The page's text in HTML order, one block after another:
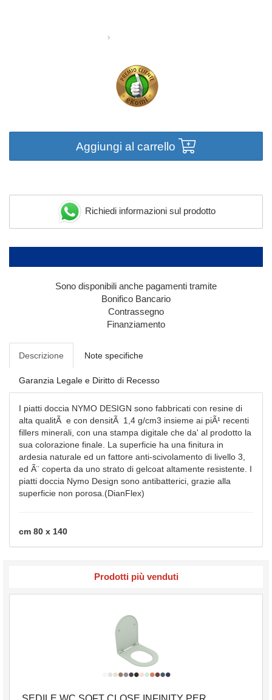
Aggiungi al carrello
Richiedi informazioni sul prodotto
Sono disponibili anche pagamenti tramite
Bonifico Bancario
Contrassegno
Finanziamento
Descrizione Note specifiche
Garanzia Legale e Diritto di Recesso
I piatti doccia NYMO DESIGN sono fabbricati con resine di
alta qualitÃ e con densitÃ 1,4 g/cm3 insieme ai piÃ¹ recenti
fillers minerali, con una stampa digitale che da' al prodotto la
sua colorazione finale. La superficie ha una finitura in
ardesia naturale ed un fattore anti-scivolamento di livello 3,
ed Ã¨ coperta da uno strato di gelcoat altamente resistente. I
piatti doccia Nymo Design sono antibatterici, grazie alla
superficie non porosa.(DianFlex)
cm 80 x 140
Prodotti più venduti